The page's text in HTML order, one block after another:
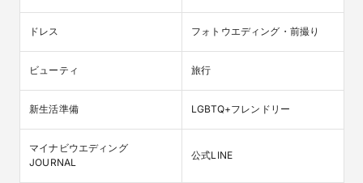
ドレス フォトウエディング・前撮り
ビューティ 旅行
新生活準備 LGBTQ+フレンドリー
マイナビウエディング
JOURNAL
公式LINE